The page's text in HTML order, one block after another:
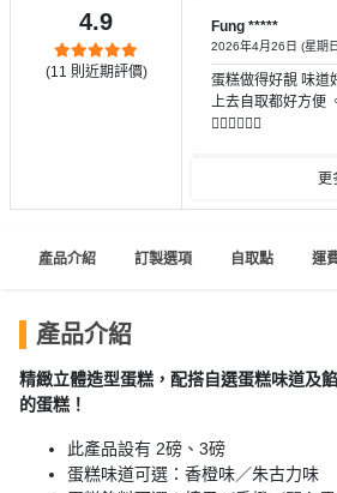
特
花
及
藝
品
製
聚
生
拖
企
業
略
需
軟
夾
間
神
4.9
(11 則近期評價)
Fung *****
2026年4月26日 (星期
蛋糕做得好靚 味道
上去自取都好方便
👍🏻👍🏻👍🏻
更
產品介紹 訂製選項 自取點 運
產品介紹
精緻立體造型蛋糕，配搭自選蛋糕味道及
的蛋糕！
此產品設有 2磅、3磅
蛋糕味道可選：香橙味／朱古力味